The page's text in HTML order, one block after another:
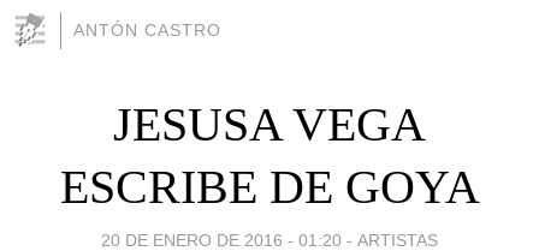
ANTÓN CASTRO
JESUSA VEGA
ESCRIBE DE GOYA
20 DE ENERO DE 2016 - 01:20 - ARTISTAS